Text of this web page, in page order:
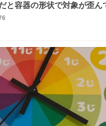
と容器の形状で対象が歪ん
べく歪みがない状態で観察
保存していると前に科博の